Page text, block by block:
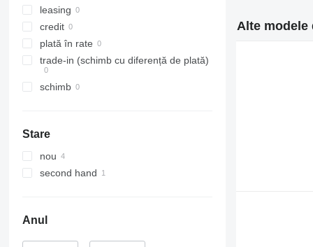
leasing
credit
plată în rate
trade-in (schimb cu diferență de plată)
schimb
Stare
nou
second hand
Anul
Alte modele